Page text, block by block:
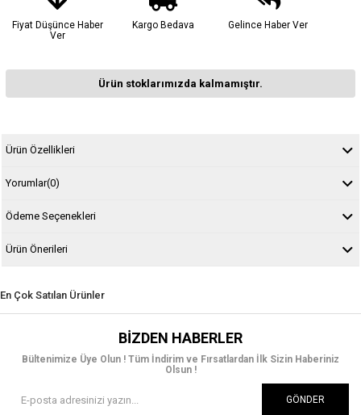
Fiyat Düşünce Haber
Ver
Kargo Bedava Gelince Haber Ver
Ürün stoklarımızda kalmamıştır.
Ürün Özellikleri
Yorumlar(0)
Ödeme Seçenekleri
Ürün Önerileri
En Çok Satılan Ürünler
BIZDEN HABERLER
Bültenimize Üye Olun ! Tüm İndirim ve Fırsatlardan İlk Sizin Haberiniz
Olsun !
GÖNDER